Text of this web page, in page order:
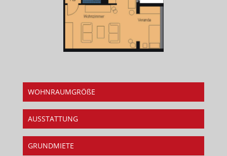
WOHNRAUMGRÖßE
AUSSTATTUNG
GRUNDMIETE